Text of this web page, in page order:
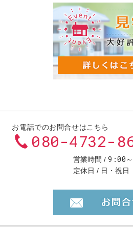
お電話でのお問合せはこちら
080-4732-
営業時間 9:00
定休日 日・祝日